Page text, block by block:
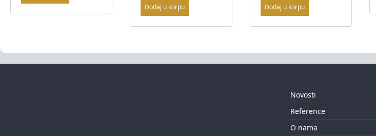
Dodaj u korpu Dodaj u korpu
Novosti
Reference
O nama